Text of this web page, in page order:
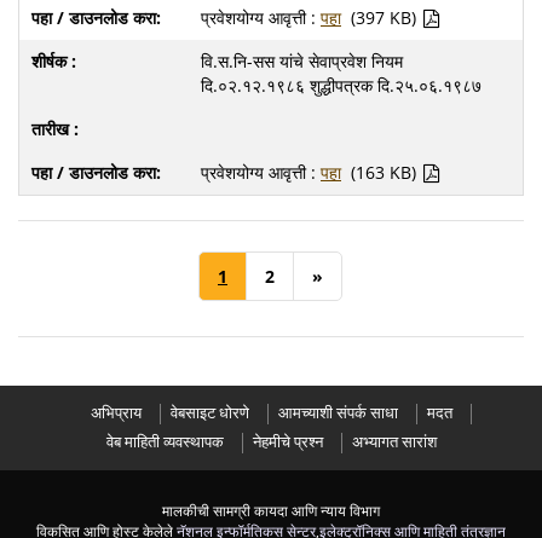
प्रवेशयोग्य आवृत्ती : पहा (397 KB)
वि.स.नि-सस यांचे सेवाप्रवेश नियम
दि.०२.१२.१९८६ शुद्धीपत्रक दि.२५.०६.१९८७
प्रवेशयोग्य आवृत्ती : पहा (163 KB)
1 2 »
अभिप्राय वेबसाइट धोरणे आमच्याशी संपर्क साधा
मदत
वेब माहिती व्यवस्थापक
नेहमीचे प्रश्न अभ्यागत सारांश
मालकीची सामग्री कायदा आणि न्याय विभाग
विकसित आणि होस्ट केलेलेनॅशनल इन्फॉर्मतिकस सेन्टर,इलेक्ट्रॉनिक्स आणि माहिती तंत्रज्ञान